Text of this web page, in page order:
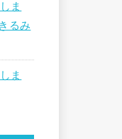
ま
るみ
ま